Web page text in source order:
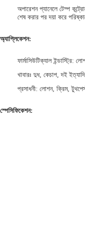
অপারেশন প্যানেলে টেম্প
শেষ করার পর দয়া করে
অ্যাপ্লিকেশন:
ফার্মাসিউটিক্যাল ইন্ডাস্ট্রি:
খাবারঃ দুধ, কেচাপ, দই
প্রসাধনী: লোশন, ক্রিম,
স্পেসিফিকেশন: